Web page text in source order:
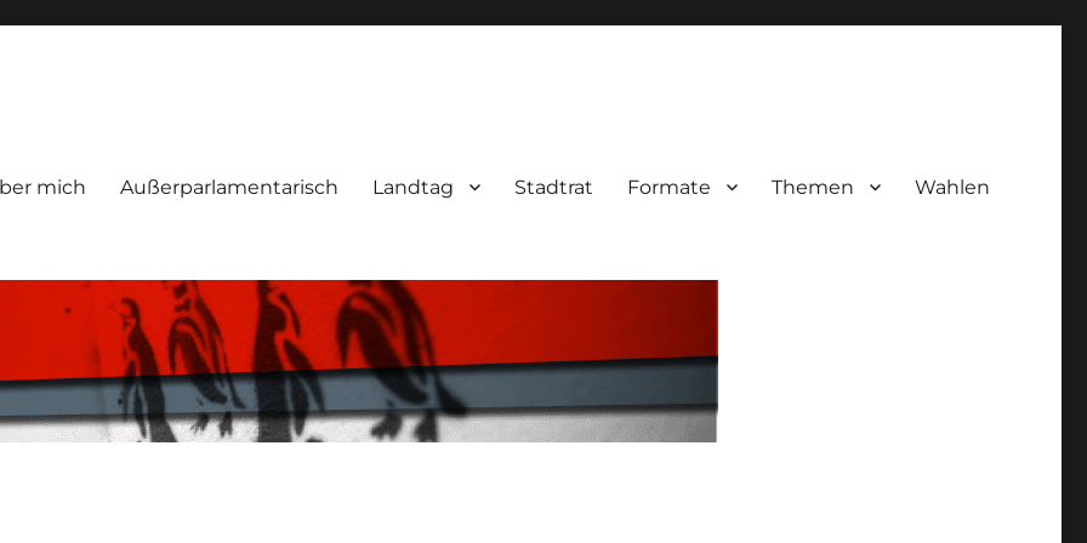
mich Außerparlamentarisch Landtag Stadtrat Formate Themen Wahlen